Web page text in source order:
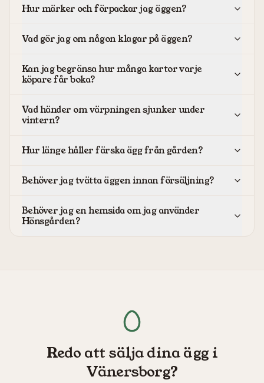
Hur märker och förpackar jag äggen?
Vad gör jag om någon klagar på äggen?
Kan jag begränsa hur många kartor varje
köpare får boka?
Vad händer om värpningen sjunker under
vintern?
Hur länge håller färska ägg från gården?
Behöver jag tvätta äggen innan försäljning?
Behöver jag en hemsida om jag använder
Hönsgården?
Redo att sälja dina ägg i
Vänersborg?